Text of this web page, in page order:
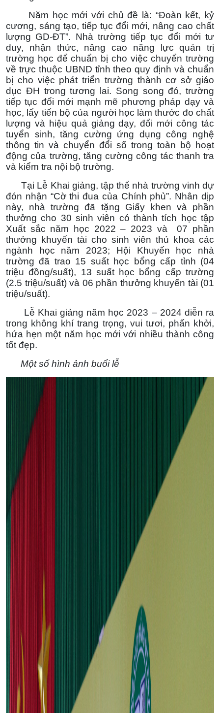
Năm học mới với chủ đề là: “Đoàn kết, kỷ
cương, sáng tạo, tiếp tục đổi mới, nâng cao chất
lượng GD-ĐT”. Nhà trường tiếp tục đổi mới tư
duy, nhận thức, nâng cao năng lực quản trị
trường học để chuẩn bị cho việc chuyển trường
về trực thuộc UBND tỉnh theo quy định và chuẩn
bị cho việc phát triển trường thành cơ sở giáo
dục ĐH trong tương lai. Song song đó, trường
tiếp tục đổi mới mạnh mẽ phương pháp dạy và
học, lấy tiến bộ của người học làm thước đo chất
lượng và hiệu quả giảng dạy, đổi mới công tác
tuyển sinh, tăng cường ứng dụng công nghệ
thông tin và chuyển đổi số trong toàn bộ hoạt
động của trường, tăng cường công tác thanh tra
và kiểm tra nội bộ trường.
Tại Lễ Khai giảng, tập thể nhà trường vinh dự
đón nhận “Cờ thi đua của Chính phủ”. Nhân dịp
này, nhà trường đã tặng Giấy khen và phần
thưởng cho 30 sinh viên có thành tích học tập
Xuất sắc năm học 2022 – 2023 và 07 phần
thưởng khuyến tài cho sinh viên thủ khoa các
ngành học năm 2023; Hội Khuyến học nhà
trường đã trao 15 suất học bổng cấp tỉnh (04
triệu đồng/suất), 13 suất học bổng cấp trường
(2.5 triệu/suất) và 06 phần thưởng khuyến tài (01
triệu/suất).
Lễ Khai giảng năm học 2023 – 2024 diễn ra
trong không khí trang trọng, vui tươi, phấn khởi,
hứa hẹn một năm học mới với nhiều thành công
tốt đẹp.
Một số hình ảnh buổi lễ